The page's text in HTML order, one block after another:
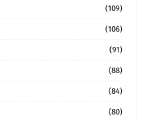
(109)
(106)
(91)
(88)
(84)
(80)